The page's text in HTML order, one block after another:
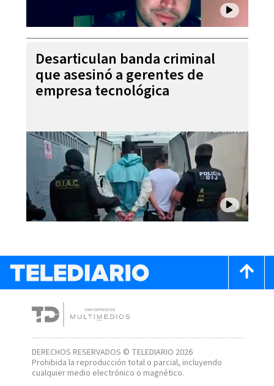
Desarticulan banda criminal
que asesinó a gerentes de
empresa tecnológica
DERECHOS RESERVADOS © TELEDIARIO 2026
Prohibida la reproducción total o parcial, incluyendo
cualquier medio electrónico o magnético.